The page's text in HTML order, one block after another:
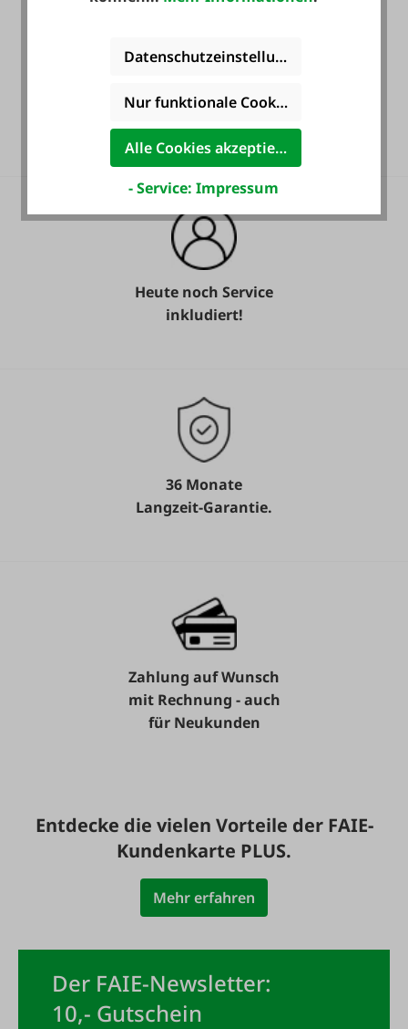
Gratis Versand für ein
Heute noch Service
inkludiert!
36 Monate
Langzeit-Garantie.
Zahlung auf Wunsch
mit Rechnung - auch
für Neukunden
Entdecke die vielen Vorteile der FAIE-
Kundenkarte PLUS.
Mehr erfahren
Der FAIE-Newsletter:
10,- Gutschein
Datenschutzeinstellungen
Nur funktionale Cookies akzeptieren
Alle Cookies akzeptieren
- Service: Impressum